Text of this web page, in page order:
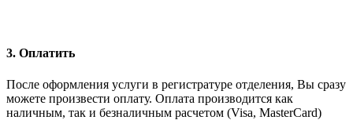
3. Оплатить
После оформления услуги в регистратуре отделения, Вы сразу
можете произвести оплату. Оплата производится как
наличным, так и безналичным расчетом (Visa, MasterCard)